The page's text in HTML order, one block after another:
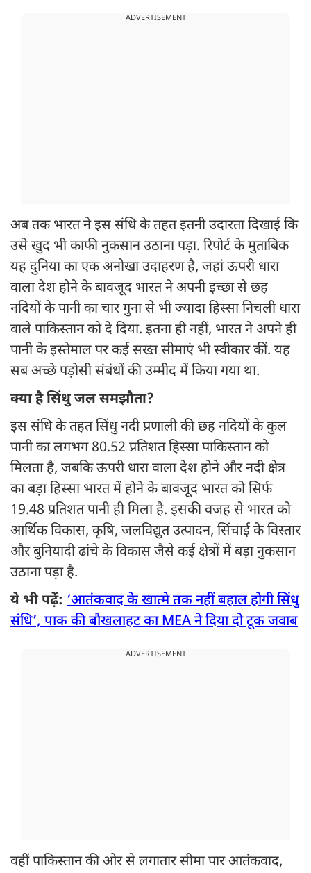
ADVERTISEMENT
अब तक भारत ने इस संधि के तहत इतनी उदारता दिखाई कि
उसे खुद भी काफी नुकसान उठाना पड़ा. रिपोर्ट के मुताबिक
यह दुनिया का एक अनोखा उदाहरण है, जहां ऊपरी धारा
वाला देश होने के बावजूद भारत ने अपनी इच्छा से छह
नदियों के पानी का चार गुना से भी ज्यादा हिस्सा निचली धारा
वाले पाकिस्तान को दे दिया. इतना ही नहीं, भारत ने अपने ही
पानी के इस्तेमाल पर कई सख्त सीमाएं भी स्वीकार कीं. यह
सब अच्छे पड़ोसी संबंधों की उम्मीद में किया गया था.
क्या है सिंधु जल समझौता?
इस संधि के तहत सिंधु नदी प्रणाली की छह नदियों के कुल
पानी का लगभग 80.52 प्रतिशत हिस्सा पाकिस्तान को
मिलता है, जबकि ऊपरी धारा वाला देश होने और नदी क्षेत्र
का बड़ा हिस्सा भारत में होने के बावजूद भारत को सिर्फ
19.48 प्रतिशत पानी ही मिला है. इसकी वजह से भारत को
आर्थिक विकास, कृषि, जलविद्युत उत्पादन, सिंचाई के विस्तार
और बुनियादी ढांचे के विकास जैसे कई क्षेत्रों में बड़ा नुकसान
उठाना पड़ा है.
ये भी पढ़ें: ‘आतंकवाद के खात्मे तक नहीं बहाल होगी सिंधु
संधि’, पाक की बौखलाहट का MEA ने दिया दो टूक जवाब
ADVERTISEMENT
वहीं पाकिस्तान की ओर से लगातार सीमा पार आतंकवाद,